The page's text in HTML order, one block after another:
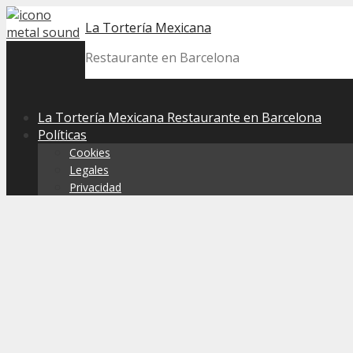
Skip
to
La Tortería Mexicana
Restaurante en Barcelona
La Tortería Mexicana Restaurante en Barcelona
Políticas
Cookies
Legales
Privacidad